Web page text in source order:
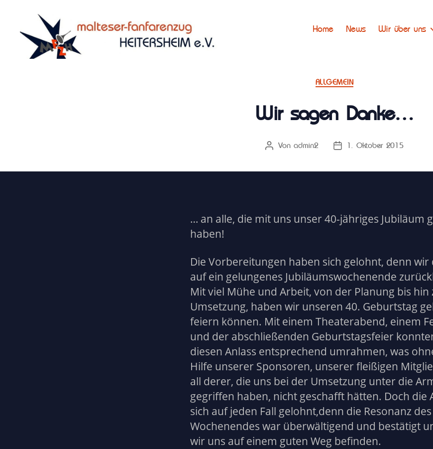
Home News Wir über uns
Kategorien
ALLGEMEIN
Wir sagen Danke…
Beitragsautor
Vonadmin2 Beitragsdatum
1. Oktober 2015
… an alle, die mit uns unser 40-jähriges Jubiläum
haben!
Die Vorbereitungen haben sich gelohnt, denn
auf ein gelungenes Jubiläumswochenende
Mit viel Mühe und Arbeit, von der Planung bis hin
Umsetzung, haben wir unseren 40. Geburtstag
feiern können. Mit einem Theaterabend, einem
und der abschließenden Geburtstagsfeier
diesen Anlass entsprechend umrahmen, was
Hilfe unserer Sponsoren, unserer fleißigen
all derer, die uns bei der Umsetzung unter die
gegriffen haben, nicht geschafft hätten. Doch die
sich auf jeden Fall gelohnt,denn die Resonanz des
Wochenendes war überwältigend und bestätigt
wir uns auf einem guten Weg befinden.